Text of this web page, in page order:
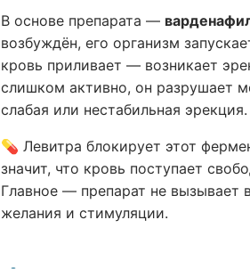
В основе препарата —
возбуждён, его организм
кровь приливает — возникает
слишком активно, он разрушает
слабая или нестабильная эрекция.
💊 Левитра блокирует этот
значит, что кровь поступает
Главное — препарат не вызывает
желания и стимуляции.